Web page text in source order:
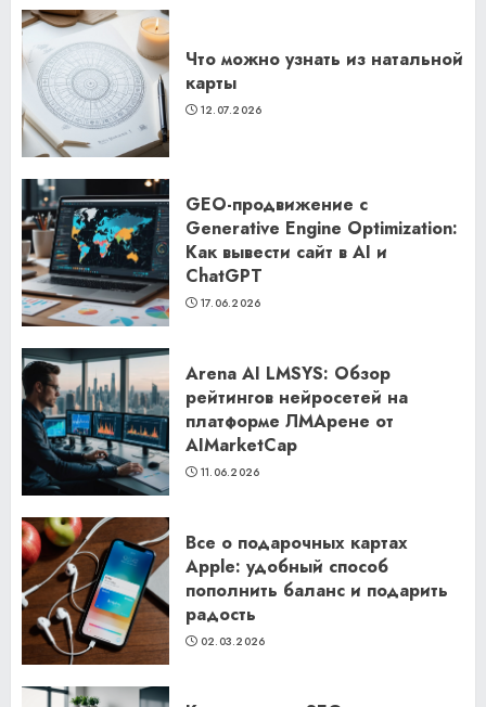
Что можно узнать из натальной
карты
12.07.2026
GEO-продвижение с
Generative Engine Optimization:
Как вывести сайт в AI и
ChatGPT
17.06.2026
Arena AI LMSYS: Обзор
рейтингов нейросетей на
платформе ЛМАрене от
AIMarketCap
11.06.2026
Все о подарочных картах
Apple: удобный способ
пополнить баланс и подарить
радость
02.03.2026